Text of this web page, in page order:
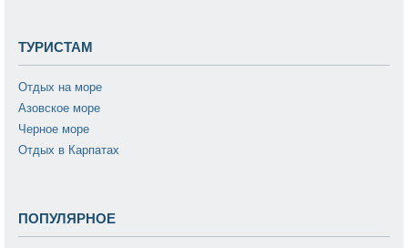
ТУРИСТАМ
Отдых на море
Азовское море
Черное море
Отдых в Карпатах
ПОПУЛЯРНОЕ